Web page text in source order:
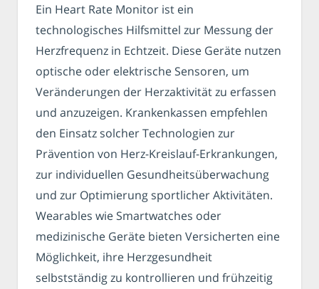
Ein Heart Rate Monitor ist ein
technologisches Hilfsmittel zur Messung der
Herzfrequenz in Echtzeit. Diese Geräte nutzen
optische oder elektrische Sensoren, um
Veränderungen der Herzaktivität zu erfassen
und anzuzeigen. Krankenkassen empfehlen
den Einsatz solcher Technologien zur
Prävention von Herz-Kreislauf-Erkrankungen,
zur individuellen Gesundheitsüberwachung
und zur Optimierung sportlicher Aktivitäten.
Wearables wie Smartwatches oder
medizinische Geräte bieten Versicherten eine
Möglichkeit, ihre Herzgesundheit
selbstständig zu kontrollieren und frühzeitig